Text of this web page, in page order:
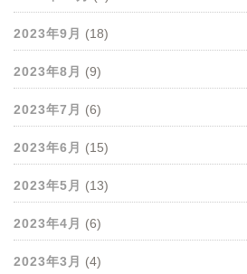
2023年9月 (18)
2023年8月 (9)
2023年7月 (6)
2023年6月 (15)
2023年5月 (13)
2023年4月 (6)
2023年3月 (4)